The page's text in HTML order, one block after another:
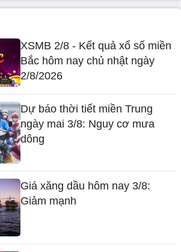
XSMB 2/8 - Kết quả xổ số miền
Bắc hôm nay chủ nhật ngày
2/8/2026
Dự báo thời tiết miền Trung
ngày mai 3/8: Nguy cơ mưa
dông
Giá xăng dầu hôm nay 3/8:
Giảm mạnh